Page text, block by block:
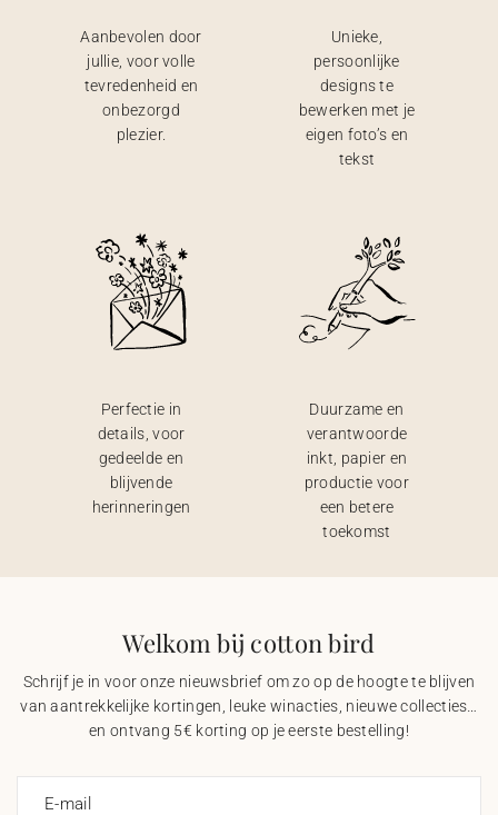
Aanbevolen door
jullie, voor volle
tevredenheid en
onbezorgd
plezier.
Unieke,
persoonlijke
designs te
bewerken met je
eigen foto’s en
tekst
Perfectie in
details, voor
gedeelde en
blijvende
herinneringen
Duurzame en
verantwoorde
inkt, papier en
productie voor
een betere
toekomst
Welkom bij cotton bird
Schrijf je in voor onze nieuwsbrief om zo op de hoogte te blijven
van aantrekkelijke kortingen, leuke winacties, nieuwe collecties…
en ontvang 5€ korting op je eerste bestelling!
E-mail